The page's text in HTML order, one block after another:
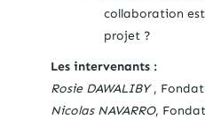
collaboration
projet ?
Les intervenants :
Rosie DAWALIBY,
Nicolas NAVARRO,